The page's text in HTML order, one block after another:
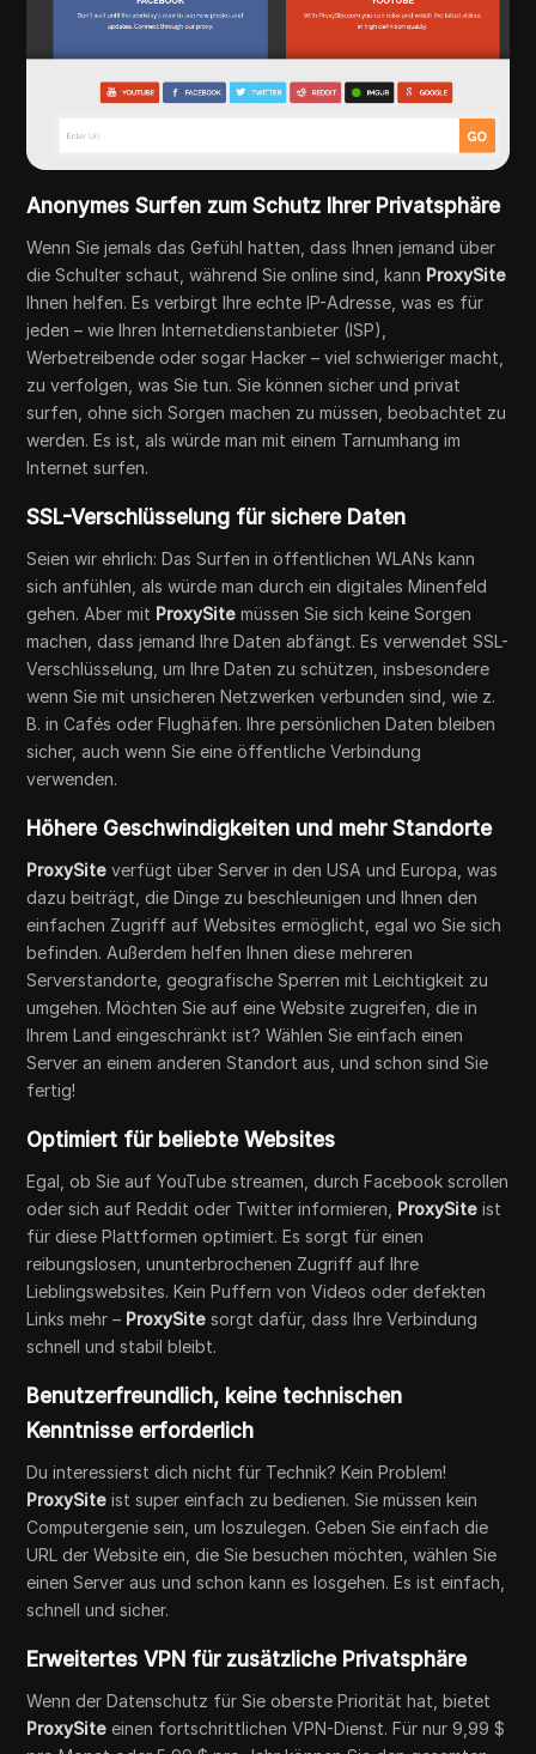
Anonymes Surfen zum Schutz Ihrer Privatsphäre
Wenn Sie jemals das Gefühl hatten, dass Ihnen jemand über
die Schulter schaut, während Sie online sind, kann ProxySite
Ihnen helfen. Es verbirgt Ihre echte IP-Adresse, was es für
jeden – wie Ihren Internetdienstanbieter (ISP),
Werbetreibende oder sogar Hacker – viel schwieriger macht,
zu verfolgen, was Sie tun. Sie können sicher und privat
surfen, ohne sich Sorgen machen zu müssen, beobachtet zu
werden. Es ist, als würde man mit einem Tarnumhang im
Internet surfen.
SSL-Verschlüsselung für sichere Daten
Seien wir ehrlich: Das Surfen in öffentlichen WLANs kann
sich anfühlen, als würde man durch ein digitales Minenfeld
gehen. Aber mit ProxySite müssen Sie sich keine Sorgen
machen, dass jemand Ihre Daten abfängt. Es verwendet SSL-
Verschlüsselung, um Ihre Daten zu schützen, insbesondere
wenn Sie mit unsicheren Netzwerken verbunden sind, wie z.
B. in Cafés oder Flughäfen. Ihre persönlichen Daten bleiben
sicher, auch wenn Sie eine öffentliche Verbindung
verwenden.
Höhere Geschwindigkeiten und mehr Standorte
ProxySite verfügt über Server in den USA und Europa, was
dazu beiträgt, die Dinge zu beschleunigen und Ihnen den
einfachen Zugriff auf Websites ermöglicht, egal wo Sie sich
befinden. Außerdem helfen Ihnen diese mehreren
Serverstandorte, geografische Sperren mit Leichtigkeit zu
umgehen. Möchten Sie auf eine Website zugreifen, die in
Ihrem Land eingeschränkt ist? Wählen Sie einfach einen
Server an einem anderen Standort aus, und schon sind Sie
fertig!
Optimiert für beliebte Websites
Egal, ob Sie auf YouTube streamen, durch Facebook scrollen
oder sich auf Reddit oder Twitter informieren, ProxySite ist
für diese Plattformen optimiert. Es sorgt für einen
reibungslosen, ununterbrochenen Zugriff auf Ihre
Lieblingswebsites. Kein Puffern von Videos oder defekten
Links mehr – ProxySite sorgt dafür, dass Ihre Verbindung
schnell und stabil bleibt.
Benutzerfreundlich, keine technischen
Kenntnisse erforderlich
Du interessierst dich nicht für Technik? Kein Problem!
ProxySite ist super einfach zu bedienen. Sie müssen kein
Computergenie sein, um loszulegen. Geben Sie einfach die
URL der Website ein, die Sie besuchen möchten, wählen Sie
einen Server aus und schon kann es losgehen. Es ist einfach,
schnell und sicher.
Erweitertes VPN für zusätzliche Privatsphäre
Wenn der Datenschutz für Sie oberste Priorität hat, bietet
ProxySite einen fortschrittlichen VPN-Dienst. Für nur 9,99 $